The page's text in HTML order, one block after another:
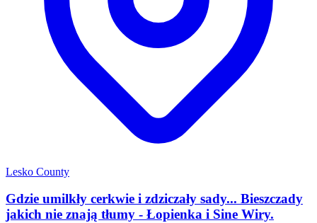
Lesko County
Gdzie umilkły cerkwie i zdziczały sady... Bieszczady
jakich nie znają tłumy - Łopienka i Sine Wiry.